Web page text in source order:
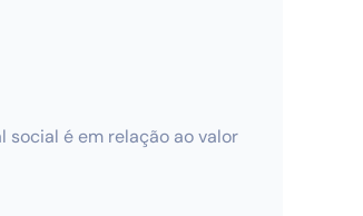
é em relação ao valor